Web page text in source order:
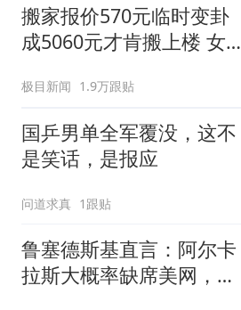
搬家报价570元临时变卦
成5060元才肯搬上楼 女子
极目新闻 1.9万跟贴
国乒男单全军覆没，这不
是笑话，是报应
问道求真 1跟贴
鲁塞德斯基直言：阿尔卡
拉斯大概率缺席美网，或